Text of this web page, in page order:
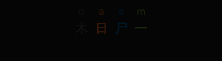
a
日
s
尸
m
一